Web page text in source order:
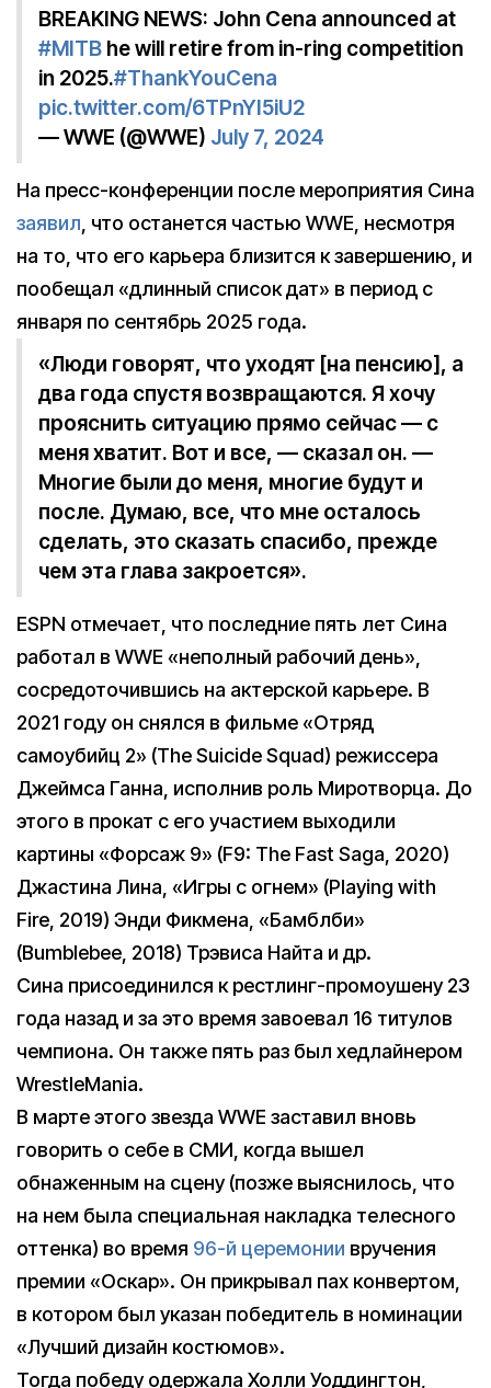
BREAKING NEWS: John Cena announced at
#MITB he will retire from in-ring competition
in 2025.#ThankYouCena
pic.twitter.com/6TPnYI5iU2
— WWE (@WWE) July 7, 2024
На пресс-конференции после мероприятия Сина
заявил, что останется частью WWE, несмотря
на то, что его карьера близится к завершению, и
пообещал «длинный список дат» в период с
января по сентябрь 2025 года.
«Люди говорят, что уходят [на пенсию], а
два года спустя возвращаются. Я хочу
прояснить ситуацию прямо сейчас — с
меня хватит. Вот и все, — сказал он. —
Многие были до меня, многие будут и
после. Думаю, все, что мне осталось
сделать, это сказать спасибо, прежде
чем эта глава закроется».
ESPN отмечает, что последние пять лет Сина
работал в WWE «неполный рабочий день»,
сосредоточившись на актерской карьере. В
2021 году он снялся в фильме «Отряд
самоубийц 2» (The Suicide Squad) режиссера
Джеймса Ганна, исполнив роль Миротворца. До
этого в прокат с его участием выходили
картины «Форсаж 9» (F9: The Fast Saga, 2020)
Джастина Лина, «Игры с огнем» (Playing with
Fire, 2019) Энди Фикмена, «Бамблби»
(Bumblebee, 2018) Трэвиса Найта и др.
Сина присоединился к рестлинг-промоушену 23
года назад и за это время завоевал 16 титулов
чемпиона. Он также пять раз был хедлайнером
WrestlеMania.
В марте этого звезда WWE заставил вновь
говорить о себе в СМИ, когда вышел
обнаженным на сцену (позже выяснилось, что
на нем была специальная накладка телесного
оттенка) во время 96-й церемонии вручения
премии «Оскар». Он прикрывал пах конвертом,
в котором был указан победитель в номинации
«Лучший дизайн костюмов».
Тогда победу одержала Холли Уоддингтон,